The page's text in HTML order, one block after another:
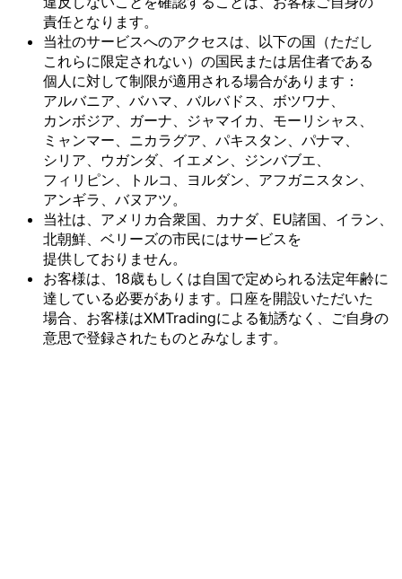
責任と なります。
当社のサービスへのアクセスは、 以下の国 （ただし
これらに限定されない）の国民または居住者である
個人に対して制限が適用される場合があります：
アルバニア、 バハマ、 バルバドス、 ボツワナ、
カンボジア、 ガーナ、 ジャマイカ、 モーリシャス、
ミャンマー、 ニカラグア、 パキスタン、 パナマ、
シリア、 ウガンダ、 イエメン、 ジンバブエ、
フィリピン、
トルコ、 ヨルダン、 アフガニスタン、
アンギラ、 バヌアツ。
当社は、 アメリカ合衆国、 カナダ、 EU諸国、 イラン、
北朝鮮、 ベリーズの市民にはサービスを
提供しておりません。
お客様は、 18歳も しくは自国で定められる法定年齢に
達している必要があります。 口座を開設いただいた
場合、 お客様はXMTradingによる勧誘なく、 ご自身の
意思で登録された ものとみなします。